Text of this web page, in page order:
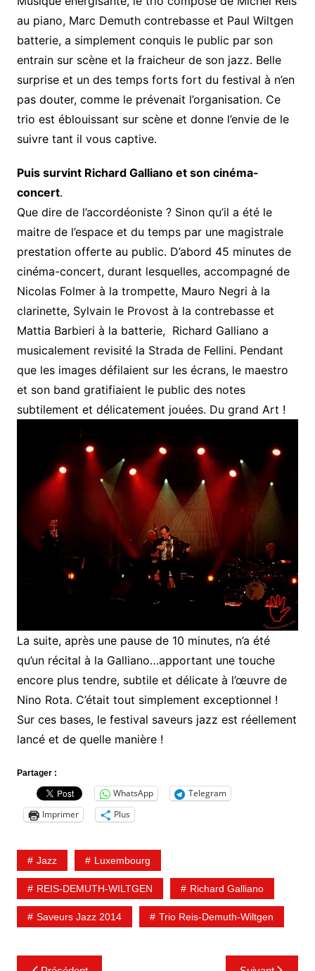
au piano, Marc Demuth contrebasse et Paul Wiltgen
batterie, a simplement conquis le public par son
entrain sur scène et la fraicheur de son jazz. Belle
surprise et un des temps forts fort du festival à n’en
pas douter, comme le prévenait l’organisation. Ce
trio est éblouissant sur scène et donne l’envie de le
suivre tant il vous captive.
Puis survint Richard Galliano et son cinéma-
concert.
Que dire de l’accordéoniste ? Sinon qu’il a été le
maitre de l’espace et du temps par une magistrale
prestation offerte au public. D’abord 45 minutes de
cinéma-concert, durant lesquelles, accompagné de
Nicolas Folmer à la trompette, Mauro Negri à la
clarinette, Sylvain le Provost à la contrebasse et
Mattia Barbieri à la batterie, Richard Galliano a
musicalement revisité la Strada de Fellini. Pendant
que les images défilaient sur les écrans, le maestro
et son band gratifiaient le public des notes
subtilement et délicatement jouées. Du grand Art !
La suite, après une pause de 10 minutes, n’a été
qu’un récital à la Galliano…apportant une touche
encore plus tendre, subtile et délicate à l’œuvre de
Nino Rota. C’était tout simplement exceptionnel !
Sur ces bases, le festival saveurs jazz est réellement
lancé et de quelle manière !
Partager :
WhatsApp
Telegram
Imprimer
Plus
Jazz Luxembourg
REIS-DEMUTH-WILTGEN Richard Galliano
Saveurs Jazz 2014 Trio Reis-Demuth-Wiltgen
Navigation